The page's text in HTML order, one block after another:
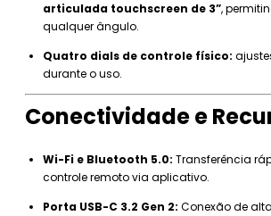
articulada touchscreen de 3”,
qualquer ângulo.
Quatro dials de controle físico:
durante o uso.
Conectividade e
Wi-Fi e Bluetooth 5.0: Transferência
controle remoto via aplicativo.
Porta USB-C 3.2 Gen 2: Conexão de